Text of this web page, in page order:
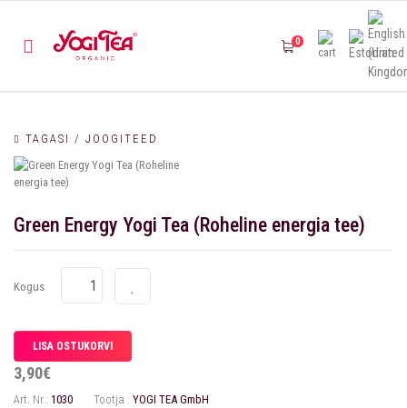
0
TAGASI / JOOGITEED
Green Energy Yogi Tea (Roheline energia tee)
Kogus
3,90€
Art. Nr.: 1030 Tootja : YOGI TEA GmbH